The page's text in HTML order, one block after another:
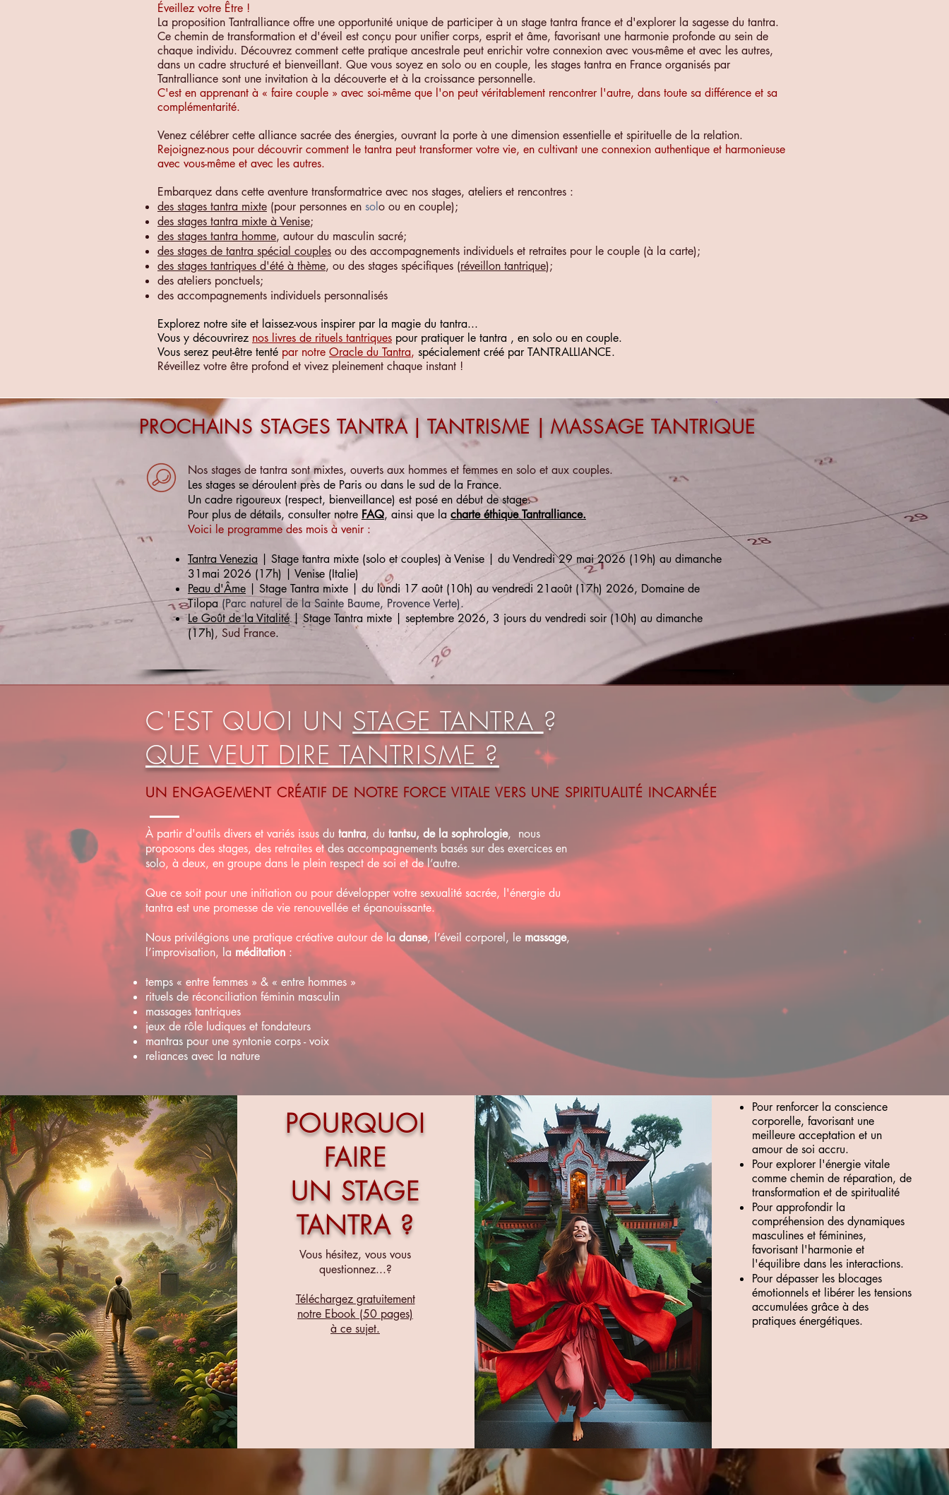
Éveillez votre Être !
La proposition Tantralliance offre une opportunité unique de participer à un stage tantra france et d'explorer la sagesse du tantra.
Ce chemin de transformation et d'éveil est conçu pour unifier corps, esprit et âme, favorisant une harmonie profonde au sein de
chaque individu. Découvrez comment cette pratique ancestrale peut enrichir votre connexion avec vous-même et avec les autres,
dans un cadre structuré et bienveillant. Que vous soyez en solo ou en couple, les stages tantra en France organisés par
Tantralliance sont une invitation à la découverte et à la croissance personnelle.
C'est en apprenant à « faire couple » avec soi-même que l'on peut véritablement rencontrer l'autre, dans toute sa différence et sa
complémentarité.
Venez célébrer cette alliance sacrée des énergies, ouvrant la porte à une dimension essentielle et spirituelle de la relation.
Rejoignez-nous pour découvrir comment le tantra peut transformer votre vie, en cultivant une connexion authentique et harmonieuse
avec vous-même et avec les autres.
Embarquez dans cette aventure transformatrice avec nos stages, ateliers et rencontres :
des stages tantra mixte (pour personnes en solo ou en couple);
des stages tantra mixte à Venise;
des stages tantra homme, autour du masculin sacré;
des stages de tantra spécial couples ou des accompagnements individuels et retraites pour le couple (à la carte);
des stages tantriques d'été à thème, ou des stages spécifiques (réveillon tantrique);
des ateliers ponctuels;
des accompagnements individuels personnalisés
Explorez notre site et laissez-vous inspirer par la magie du tantra...
Vous y découvrirez nos livres de rituels tantriques pour pratiquer le tantra , en solo ou en couple.
Vous serez peut-être tenté par notre Oracle du Tantra, spécialement créé par TANTRALLIANCE.
Réveillez votre être profond et vivez pleinement chaque instant !
PROCHAINS STAGES TANTRA | TANTRISME | MASSAGE TANTRIQUE
Nos stages de tantra sont mixtes, ouverts aux hommes et femmes en solo et aux couples.
Les stages se déroulent près de Paris ou dans le sud de la France.
Un cadre rigoureux (respect, bienveillance) est posé en début de stage.
Pour plus de détails, consul ter notre FAQ, ainsi que la charte éthique Tantralliance.
Voici le programme des mois à venir :
Tantra Venezia | Stage tantra mixte (solo et couples) à Venise | du Vendredi 29 mai 2026 (19h) au dimanche
31mai 2026 (17h) | Venise (Italie)
Peau d'Âme | Stage Tantra mixte | du lundi 17 août (10h) au vendredi 21août (17h) 2026, Domaine de
Tilopa (Parc naturel de la Sainte Baume, Provence Verte).
​Le Goût de la Vitalité| Stage Tantra mixte | septembre 2026, 3 jours du vendredi soir (10h) au dimanche
(17h), Sud France.
C'EST QUOI UN STAGE TANTRA ?
QUE VEUT DIRE TANTRISME ?
UN ENGAGEMENT CRÉATIF DE NOTRE FORCE VITALE VERS UNE SPIRITUALITÉ INCARNÉE
À partir d'outils divers et variés issus du tantra, du tantsu, de la sophrologie, nous
proposons des stages, des retraites et des accompagnements basés sur des exercices en
solo, à deux, en groupe dans le plein respect de soi et de l’autre.
Que ce soit pour une initiation ou pour développer votre sexualité sacrée, l'énergie du
tantra est une promesse de vie renouvellée et épanouissante.
Nous privilégions une pratique créative autour de la danse, l’éveil corporel, le massage,
l’improvisation, la méditation :
temps « entre femmes » & « entre hommes »
rituels de réconciliation féminin masculin
massages tantriques
jeux de rôle ludiques et fondateurs
mantras pour une syntonie corps - voix
reliances avec la nature
POURQUOI
FAIRE
UN STAGE
TANTRA ?
Vous hésitez, vous vous
questionnez...?
Téléchargez gratuitement
notre Ebook (50 pages)
à ce sujet.
Pour renforcer la conscience
corporelle, favorisant une
meilleure acceptation et un
amour de soi accru.
Pour explorer l'énergie vitale
comme chemin de réparation, de
transformation et de spiritualité
Pour approfondir la
compréhension des dynamiques
masculines et féminines,
favorisant l'harmonie et
l'équilibre dans les interactions.
Pour dépasser les blocages
émotionnels et libérer les tensions
accumulées grâce à des
pratiques énergétiques.